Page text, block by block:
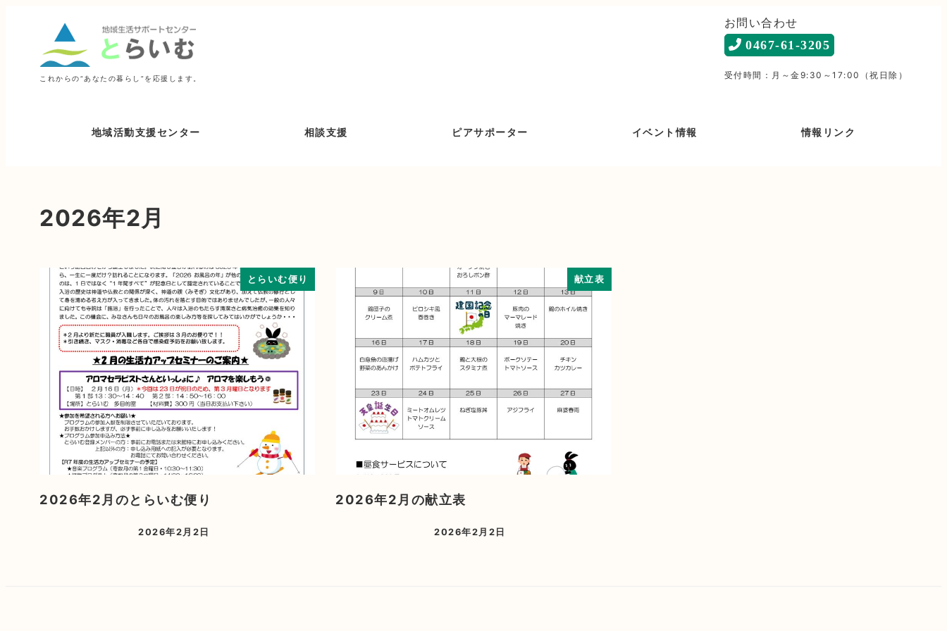
これからの“あなたの暮らし”を応援します。
お問い合わせ
0467-61-3205
受付時間：月～金9:30～17:00（祝日除）
地域活動支援センター 相談支援 ピアサポーター イベント情報 情報リンク
2026年2月
とらいむ便り
2026年2月のとらいむ便り
2026年2月2日
献立表
2026年2月の献立表
2026年2月2日